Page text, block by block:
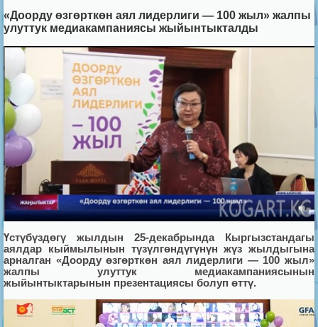
«Доорду өзгөрткөн аял лидерлиги — 100 жыл» жалпы
улуттук медиакампаниясы жыйынтыкталды
Үстүбүздөгү жылдын 25-декабрында Кыргызстандагы
аялдар кыймылынын түзүлгөндүгүнүн жүз жылдыгына
арналган «Доорду өзгөрткөн аял лидерлиги — 100 жыл»
жалпы улуттук медиакампаниясынын
жыйынтыктарынын презентациясы болуп өттү.